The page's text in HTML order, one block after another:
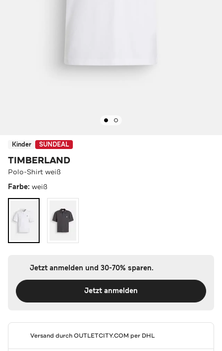
Kinder SUNDEAL
TIMBERLAND
Polo-Shirt weiß
Farbe: weiß
Jetzt anmelden und 30-70% sparen.
Jetzt anmelden
Versand durchOUTLETCITY.COM per DHL